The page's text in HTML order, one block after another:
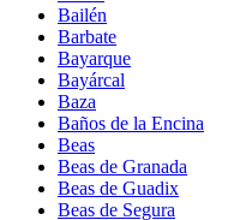
Bailén
Barbate
Bayarque
Bayárcal
Baza
Baños de la Encina
Beas
Beas de Granada
Beas de Guadix
Beas de Segura